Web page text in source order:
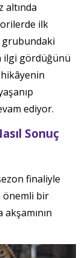
altında
ilk
grubundaki
ilgi gördüğünü
ediyor.
Sonuç
finaliyle
önemli bir